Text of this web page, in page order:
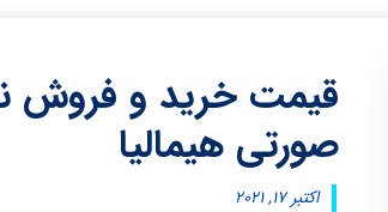
قیمت خرید و فروش
صورتی هیمالیا
اکتبر ۱۷, ۲۰۲۱